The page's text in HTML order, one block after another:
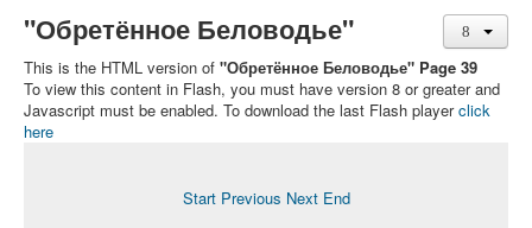
"Обретённое Беловодье"
This is the HTML version of "Обретённое Беловодье" Page 39
To view this content in Flash, you must have version 8 or greater and
Javascript must be enabled. To download the last Flash playerclick
here
Start Previous Next End